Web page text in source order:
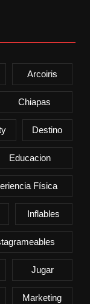
Arcoiris
Chiapas
Destino
Educacion
Física
Inflables
Jugar
Marketing